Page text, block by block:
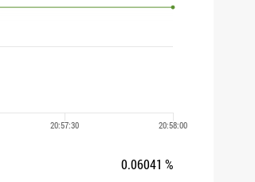
0.06041 %